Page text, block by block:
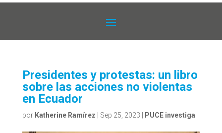
Presidentes y protestas: un libro
sobre las acciones no violentas
en Ecuador
por Katherine Ramírez Sep 25, 2023 PUCE investiga